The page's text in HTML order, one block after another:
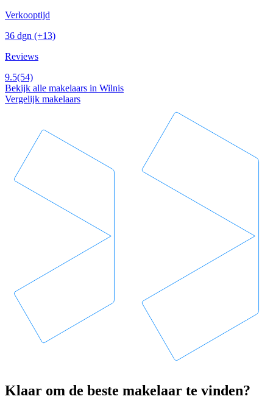
Verkooptijd
36 dgn (+13)
Reviews
9.5(54)
Bekijk alle makelaars in Wilnis
Vergelijk makelaars
Klaar om de beste makelaar te vinden?